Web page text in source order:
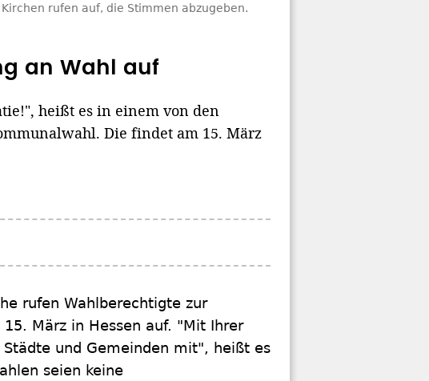
rufen auf, die Stimmen abzugeben.
an Wahl auf
heißt es in einem von den
Die findet am 15. März
rufen Wahlberechtigte zur
März in Hessen auf. "Mit Ihrer
und Gemeinden mit", heißt es
seien keine